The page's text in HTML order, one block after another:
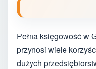
Pełna księgowość w
przynosi wiele
dużych